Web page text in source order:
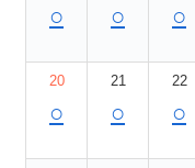
○ ○ ○
20
○
21
○
22
○